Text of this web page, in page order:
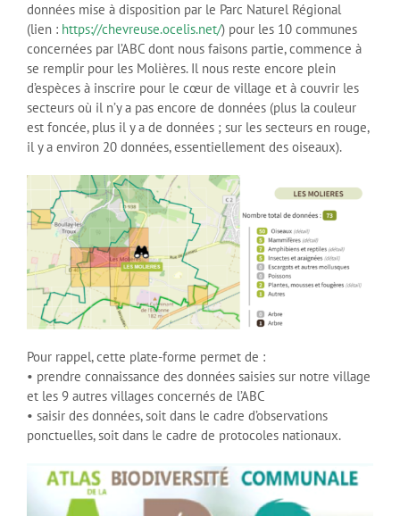
données mise à disposition par le Parc Naturel Régional
(lien : https://chevreuse.ocelis.net/) pour les 10 communes
concernées par l’ABC dont nous faisons partie, commence à
se remplir pour les Molières. Il nous reste encore plein
d’espèces à inscrire pour le cœur de village et à couvrir les
secteurs où il n’y a pas encore de données (plus la couleur
est foncée, plus il y a de données ; sur les secteurs en rouge,
il y a environ 20 données, essentiellement des oiseaux).
Pour rappel, cette plate-forme permet de :
• prendre connaissance des données saisies sur notre village
et les 9 autres villages concernés de l’ABC
• saisir des données, soit dans le cadre d’observations
ponctuelles, soit dans le cadre de protocoles nationaux.